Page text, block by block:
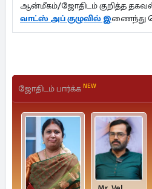
ஆன்மீகம்/ஜோதிடம் குறித்த
வாட்ஸ் அப் குழுவில் இணைந்து
ஜோதிடம் பார்க்க NEW